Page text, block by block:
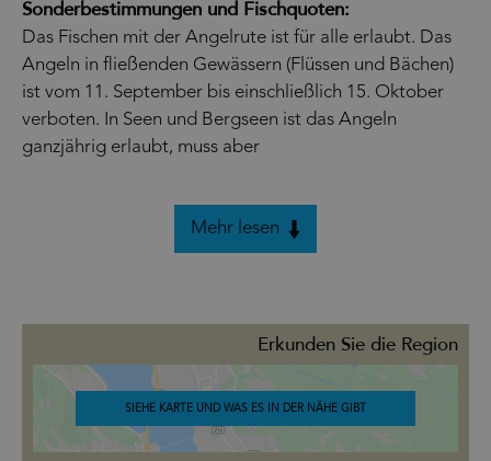
Sonderbestimmungen und Fischquoten:
Das Fischen mit der Angelrute ist für alle erlaubt. Das
Angeln in fließenden Gewässern (Flüssen und Bächen)
ist vom 11. September bis einschließlich 15. Oktober
verboten. In Seen und Bergseen ist das Angeln
ganzjährig erlaubt, muss aber
Mehr lesen
Erkunden Sie die Region
SIEHE KARTE UND WAS ES IN DER NÄHE GIBT